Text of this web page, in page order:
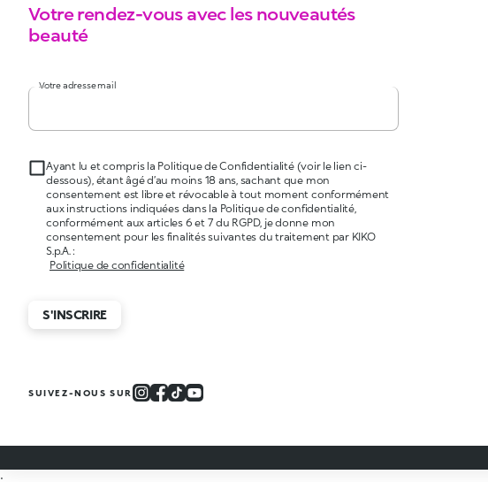
Votre rendez-vous avec les nouveautés
beauté
Votre adresse mail
Ayant lu et compris la Politique de Confidentialité (voir le lien ci-
dessous), étant âgé d’au moins 18 ans, sachant que mon
consentement est libre et révocable à tout moment conformément
aux instructions indiquées dans la Politique de confidentialité,
conformément aux articles 6 et 7 du RGPD, je donne mon
consentement pour les finalités suivantes du traitement par KIKO
S.p.A. :
Politique de confidentialité
S'INSCRIRE
SUIVEZ-NOUS SUR